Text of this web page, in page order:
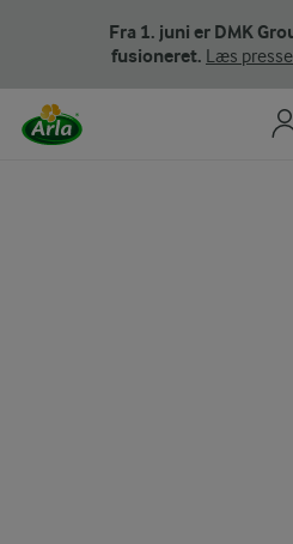
Fra 1. juni er DMK
fusioneret. Læs